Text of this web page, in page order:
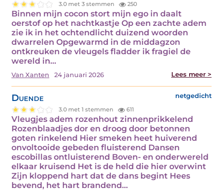
3.0 met 3 stemmen 250
Binnen mijn cocon stort mijn ego in daalt
oerstof op het nachtkastje Op een zachte adem
zie ik in het ochtendlicht duizend woorden
dwarrelen Opgewarmd in de middagzon
ontkreuken de vleugels fladder ik fragiel de
wereld in…
Van Xanten 24 januari 2026 Lees meer >
Duende netgedicht
3.0 met 1 stemmen 611
Vleugjes adem rozenhout zinnenprikkelend
Rozenblaadjes dor en droog door betonnen
goten rinkelend Hier smeken heet huiverend
onvoltooide gebeden fluisterend Dansen
escobillas ontluisterend Boven- en onderwereld
elkaar kruisend Het is de held die hier overwint
Zijn kloppend hart dat de dans begint Hees
bevend, het hart brandend…